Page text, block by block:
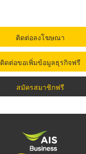
ติดต่อลงโฆษณา
ติดต่อขอเพิ่มข้อมูลธุรกิจฟรี
สมัครสมาชิกฟรี